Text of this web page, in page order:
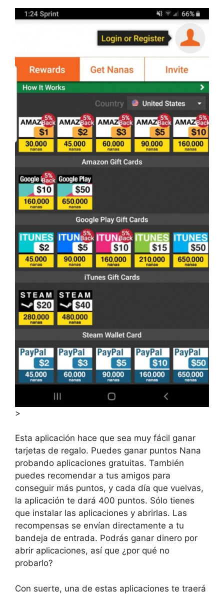
>
Esta aplicación hace que sea muy fácil ganar
tarjetas de regalo. Puedes ganar puntos Nana
probando aplicaciones gratuitas. También
puedes recomendar a tus amigos para
conseguir más puntos, y cada día que vuelvas,
la aplicación te dará 400 puntos. Sólo tienes
que instalar las aplicaciones y abrirlas. Las
recompensas se envían directamente a tu
bandeja de entrada. Podrás ganar dinero por
abrir aplicaciones, así que ¿por qué no
probarlo?
Con suerte, una de estas aplicaciones te traerá